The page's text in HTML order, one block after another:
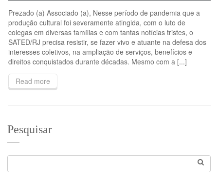
Prezado (a) Associado (a), Nesse período de pandemia que a
produção cultural foi severamente atingida, com o luto de
colegas em diversas famílias e com tantas notícias tristes, o
SATED/RJ precisa resistir, se fazer vivo e atuante na defesa dos
interesses coletivos, na ampliação de serviços, benefícios e
direitos conquistados durante décadas. Mesmo com a [...]
Read more
Pesquisar